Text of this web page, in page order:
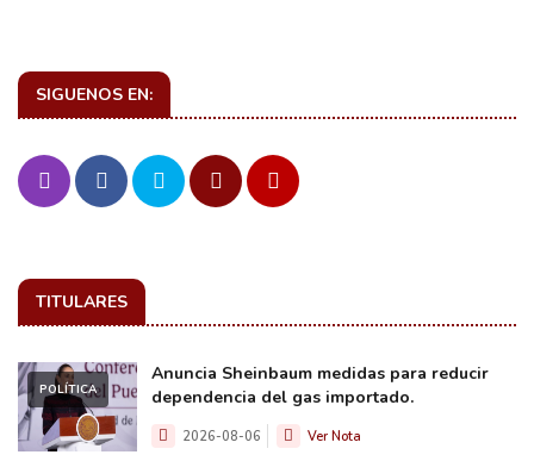
SIGUENOS EN:
TITULARES
POLÍTICA
Anuncia Sheinbaum medidas para reducir
dependencia del gas importado.
2026-08-06 Ver Nota